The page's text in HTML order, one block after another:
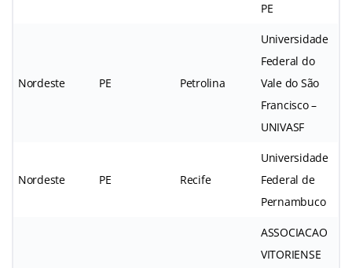
PE
Nordeste PE Petrolina
Universidade
Federal do
Vale do São
Francisco –
UNIVASF
Nordeste PE Recife
Universidade
Federal de
Pernambuco
ASSOCIACAO
VITORIENSE